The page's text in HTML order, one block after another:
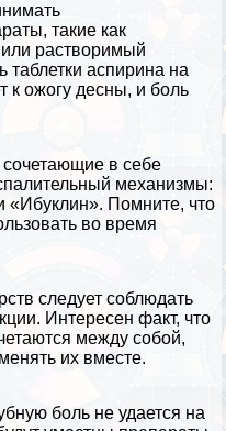
такие как
растворимый
таблетки аспирина на
к ожогу десны, и боль
в себе
механизмы:
Помните, что
во время
следует соблюдать
Интересен факт, что
между собой,
их вместе.
боль не удается на